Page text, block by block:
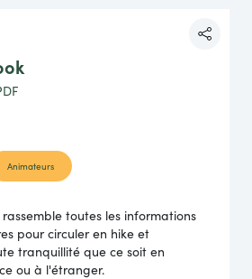
Animateurs
toutes les informations
pour circuler en hike et
tranquillité que ce soit en
ou à l'étranger.